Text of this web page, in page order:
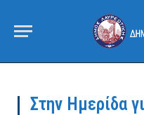
Στην Ημερίδα